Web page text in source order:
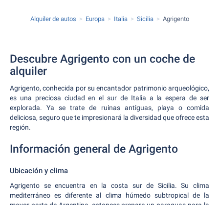
Alquiler de autos Europa Italia Sicilia Agrigento
Descubre Agrigento con un coche de
alquiler
Agrigento, conhecida por su encantador patrimonio arqueológico,
es una preciosa ciudad en el sur de Italia a la espera de ser
explorada. Ya se trate de ruinas antiguas, playa o comida
deliciosa, seguro que te impresionará la diversidad que ofrece esta
región.
Información general de Agrigento
Ubicación y clima
Agrigento se encuentra en la costa sur de Sicilia. Su clima
mediterráneo es diferente al clima húmedo subtropical de la